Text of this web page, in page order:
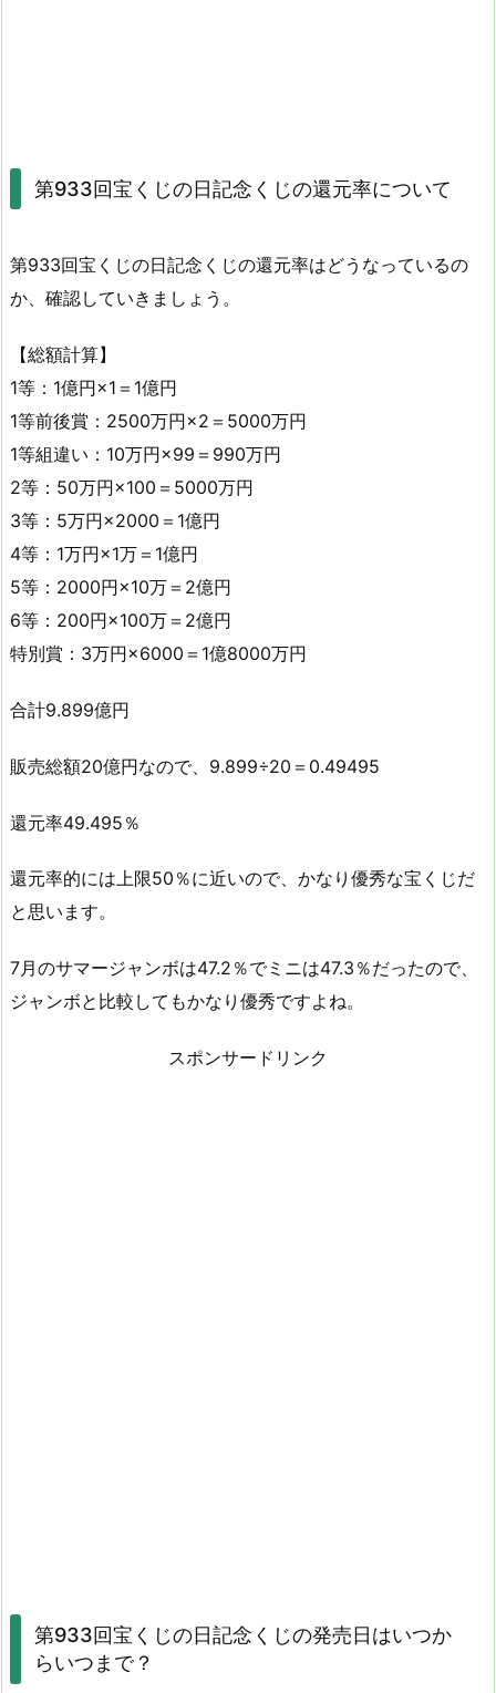
第933回宝くじの日記念くじの還元率について
第933回宝くじの日記念くじの還元率はどうなっているの
か、確認していきましょう。
【総額計算】
1等：1億円×1＝1億円
1等前後賞：2500万円×2＝5000万円
1等組違い：10万円×99＝990万円
2等：50万円×100＝5000万円
3等：5万円×2000＝1億円
4等：1万円×1万＝1億円
5等：2000円×10万＝2億円
6等：200円×100万＝2億円
特別賞：3万円×6000＝1億8000万円
合計9.899億円
販売総額20億円なので、9.899÷20＝0.49495
還元率49.495％
還元率的には上限50％に近いので、かなり優秀な宝くじだ
と思います。
7月のサマージャンボは47.2％でミニは47.3％だったので、
ジャンボと比較してもかなり優秀ですよね。
スポンサードリンク
第933回宝くじの日記念くじの発売日はいつか
らいつまで？